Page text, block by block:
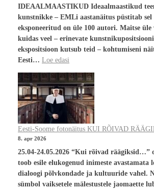
IDEAALMAASTIKUD Ideaalmaastikud
kunstnikke – EMLi aastanäitus püstitab
eksponeeritud on üle 100 autori. Maitse üle
kuidas veel – erinevate
ekspositsioon kutsub teid – kohtumiseni
Eesti… Loe edasi
Eesti-Soome fotonäitus KUI RÕIVAD
8. apr 2026
25.04-24.05.2026 “Kui rõivad räägiksid…”
toob esile elukogenud inimeste avastamata
dialoogi põlvkondade ja kultuuride vahel.
sümbol vaiksetele mälestustele jaomaette